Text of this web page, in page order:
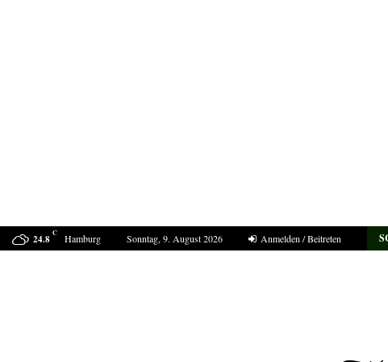
24.8 C Hamburg Sonntag, 9. August 2026 Anmelden / Beitreten
Sucht Putin den Casus belli mit Deutschland?